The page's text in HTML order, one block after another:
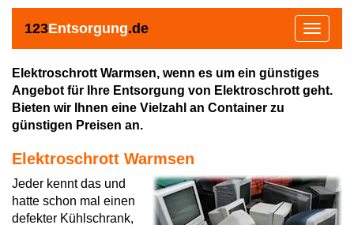
123Entsorgung.de
Toggle
Elektroschrott Warmsen, wenn es um ein günstiges
Angebot für Ihre Entsorgung von Elektroschrott geht.
Bieten wir Ihnen eine Vielzahl an Container zu
günstigen Preisen an.
Elektroschrott Warmsen
Jeder kennt das und
hatte schon mal einen
defekter Kühlschrank,